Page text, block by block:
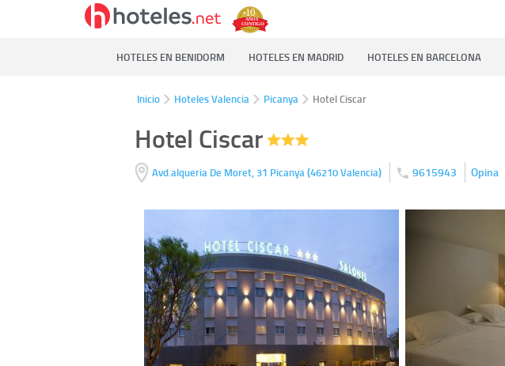
HOTELES EN BENIDORM HOTELES EN MADRID HOTELES EN BARCELONA
Inicio Hoteles Valencia Picanya Hotel Ciscar
Hotel Ciscar
Avd.alqueria De Moret, 31 Picanya(46210Valencia) 9615943 Opina